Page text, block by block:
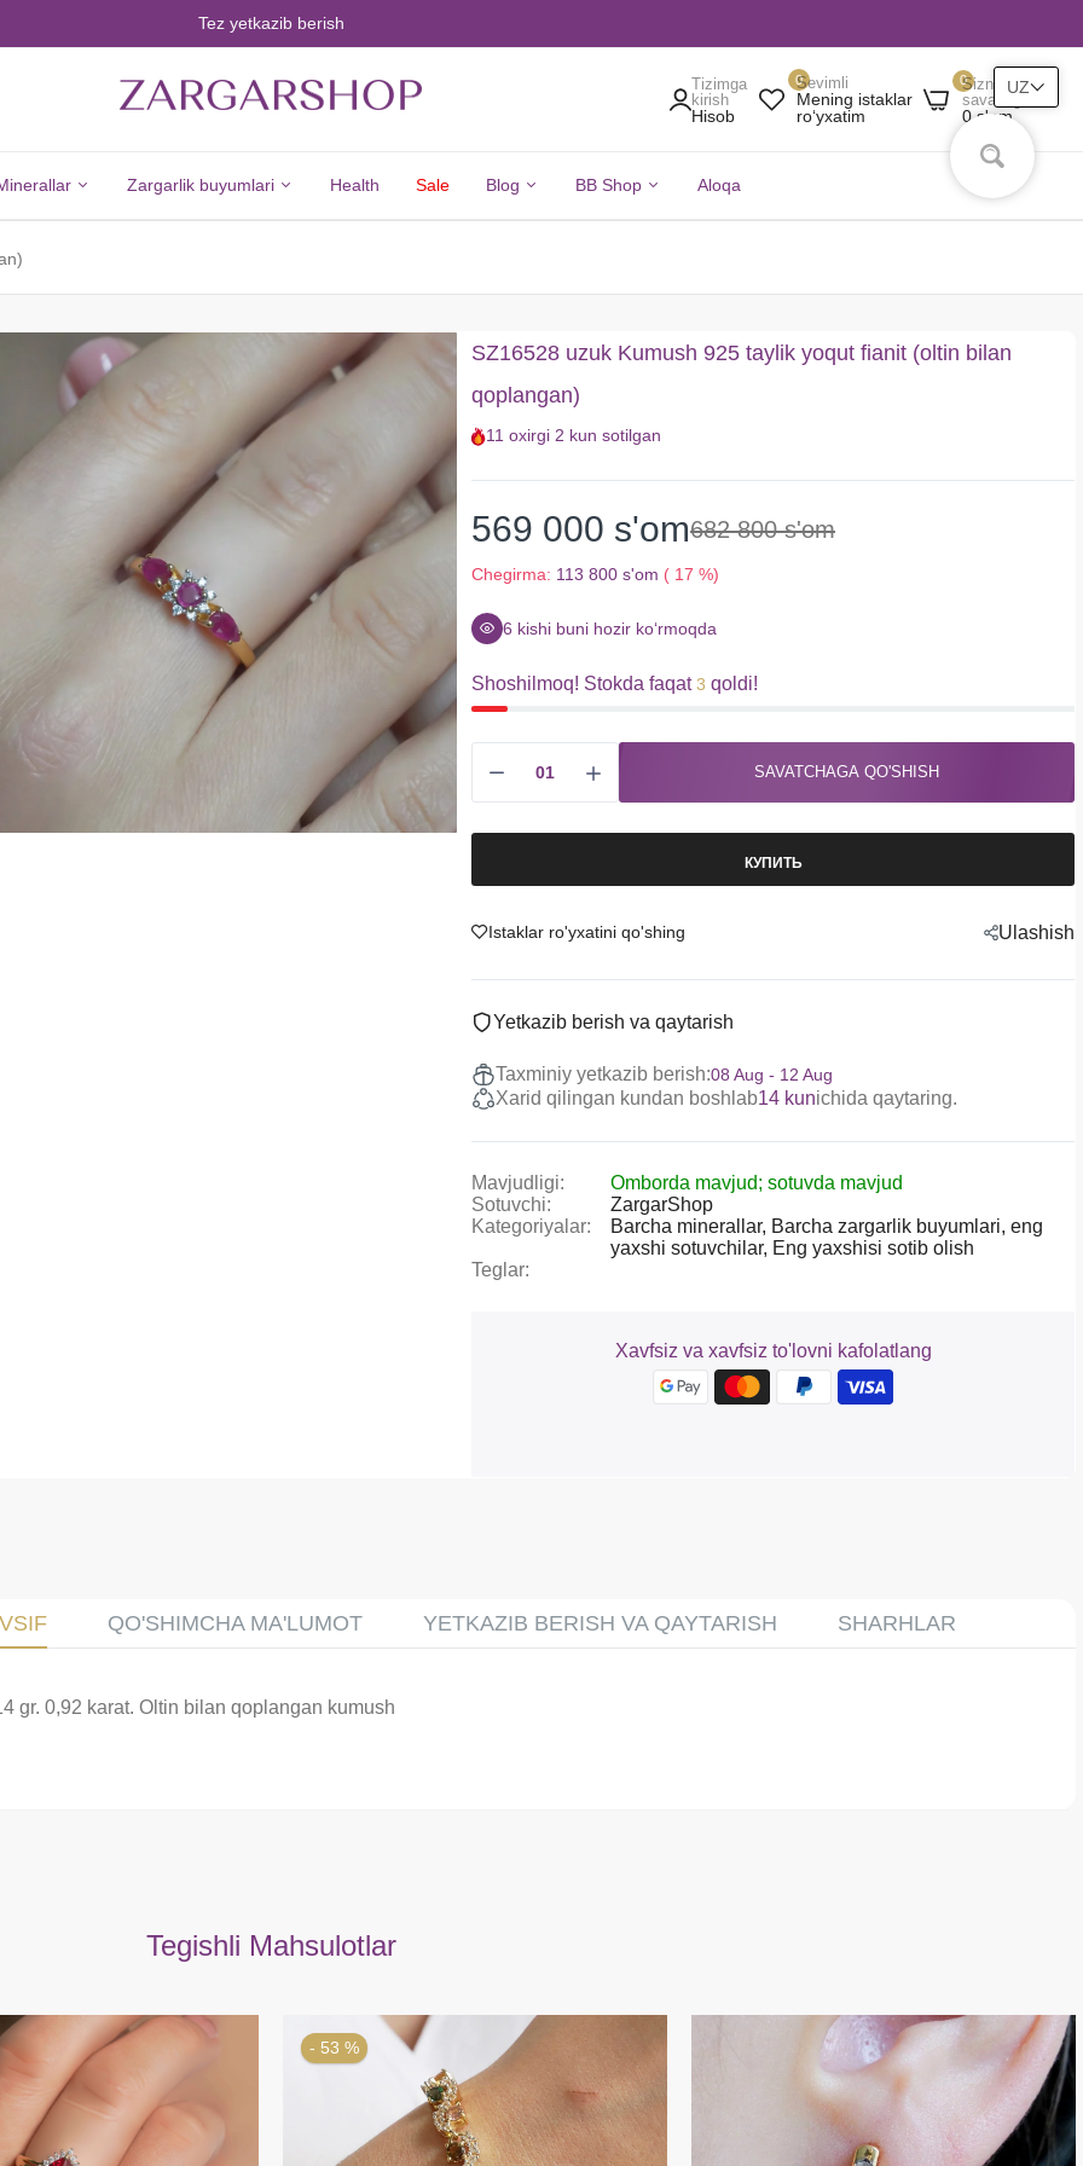
Tez yetkazib berish
Tizimga
kirish
Hisob
0Sevimli
Mening istaklar
roʻyxatim
0Sizning
savatingiz
0 s'om
Barcha
Minerallar
Zargarlik buyumlari
Barcha
Buyumlari
Tovarlar
Uzuklar
Ziraklar
Chanes
Marjonlarni
To'plamlar
Health Sale Blog BB Shop Aloqa
SZ16528 uzuk Kumush 925 taylik yoqut fianit (oltin bilan
qoplangan)
11 oxirgi 2 kun sotilgan
569 000 s'om682 800 s'om
Chegirma: 113 800 s'om ( 17 %)
6 kishi buni hozir koʻrmoqda
Shoshilmoq! Stokda faqat3 qoldi!
SAVATCHAGA QO'SHISH
КУПИТЬ
Istaklar ro'yxatini qo'shing Ulashish
Yetkazib berish va qaytarish
Taxminiy yetkazib berish:08 Aug - 12 Aug
Xarid qilingan kundan boshlab14 kunichida qaytaring.
Mavjudligi:
Omborda mavjud; sotuvda mavjud
Sotuvchi:
ZargarShop
Kategoriyalar:
Barcha minerallar, Barcha zargarlik buyumlari, eng
yaxshi sotuvchilar, Eng yaxshisi sotib olish
Teglar:
Xavfsiz va xavfsiz to'lovni kafolatlang
QO'SHIMCHA MA'LUMOT YETKAZIB BERISH VA QAYTARISH SHARHLAR
gr. 0,92 karat. Oltin bilan qoplangan kumush
Tegishli Mahsulotlar
- 53 %
UZ